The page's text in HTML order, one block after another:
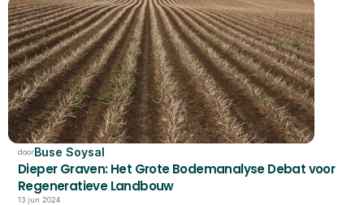
doorBuse Soysal
Dieper Graven: Het Grote Bodemanalyse Debat voor
Regeneratieve Landbouw
13 jun 2024